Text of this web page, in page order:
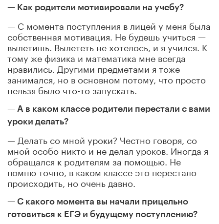
— Как родители мотивировали на учебу?
— С момента поступления в лицей у меня была
собственная мотивация. Не будешь учиться —
вылетишь. Вылететь не хотелось, и я учился. К
тому же физика и математика мне всегда
нравились. Другими предметами я тоже
занимался, но в основном потому, что просто
нельзя было что-то запускать.
— А в каком классе родители перестали с вами
уроки делать?
— Делать со мной уроки? Честно говоря, со
мной особо никто и не делал уроков. Иногда я
обращался к родителям за помощью. Не
помню точно, в каком классе это перестало
происходить, но очень давно.
— С какого момента вы начали прицельно
готовиться к ЕГЭ и будущему поступлению?